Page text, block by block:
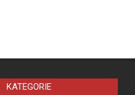
KATEGORIE